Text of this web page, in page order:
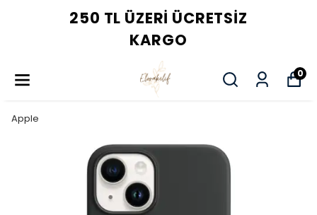
250 TL ÜZERI ÜCRETSIZ
KARGO
0
Apple